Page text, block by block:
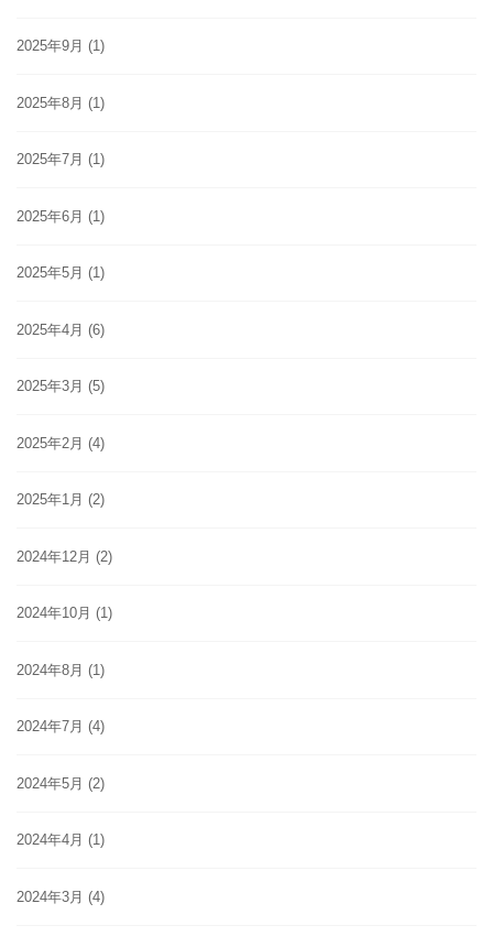
2025年9月 (1)
2025年8月 (1)
2025年7月 (1)
2025年6月 (1)
2025年5月 (1)
2025年4月 (6)
2025年3月 (5)
2025年2月 (4)
2025年1月 (2)
2024年12月 (2)
2024年10月 (1)
2024年8月 (1)
2024年7月 (4)
2024年5月 (2)
2024年4月 (1)
2024年3月 (4)